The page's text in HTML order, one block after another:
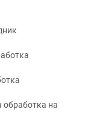
обработка на